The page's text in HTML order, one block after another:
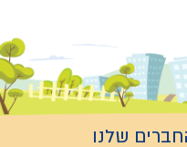
שלנו